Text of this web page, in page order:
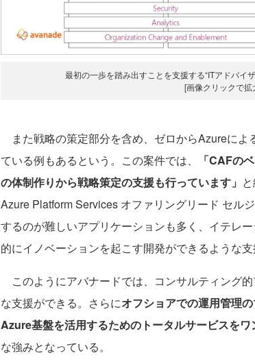
最初の一歩を踏み出すことを支援する“ITアドバイ
[画像クリックで拡
また戦略の策定部分を含め、ゼロからAzureによ
ている例もあるという。この案件では、
「CAFの
の体制作りから戦略策定の支援も行っています」
Azure Platform Services オファリングリード セル
するのが難しいアプリケーションも多く、イテレ
的にイノベーションを起こす開発ができるような支
このようにアバナードでは、コンサルティング
な支援ができる。さらにオフショアでの運用管理
Azure基盤を活用するためのトータルサービスを
な強みとなっている。